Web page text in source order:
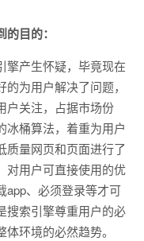
目的：
擎产生怀疑，毕竟现在
为用户解决了问题，
户关注，占据市场份
冰桶算法，着重为用户
质量网页和页面进行了
对用户可直接使用的优
app、必须登录等才可
搜索引擎尊重用户的必
环境的必然趋势。